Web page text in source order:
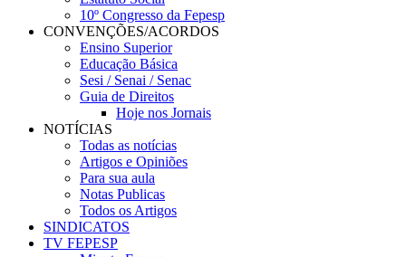
10º Congresso da Fepesp
CONVENÇÕES/ACORDOS
Ensino Superior
Educação Básica
Sesi / Senai / Senac
Guia de Direitos
Hoje nos Jornais
NOTÍCIAS
Todas as notícias
Artigos e Opiniões
Para sua aula
Notas Publicas
Todos os Artigos
SINDICATOS
TV FEPESP